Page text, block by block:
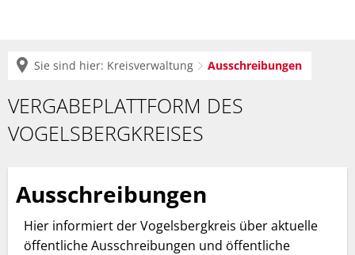
Sie sind hier: Kreisverwaltung Ausschreibungen
Ausschreibungen
VERGABEPLATTFORM DES
VOGELSBERGKREISES
Ausschreibungen
Hier informiert der Vogelsbergkreis über aktuelle
öffentliche Ausschreibungen und öffentliche